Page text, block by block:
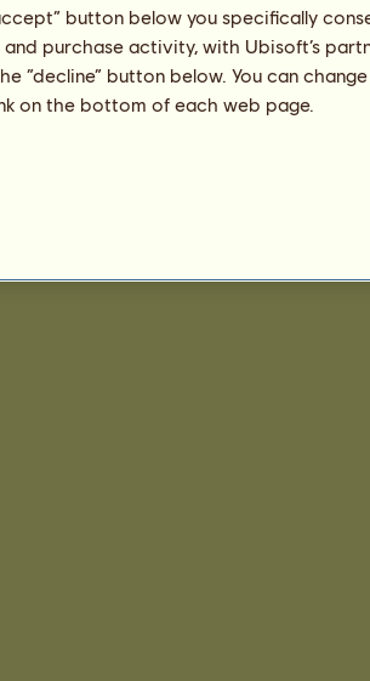
button below you specifically
purchase activity, with Ubisoft’s
“decline” button below. You can
on the bottom of each web page.